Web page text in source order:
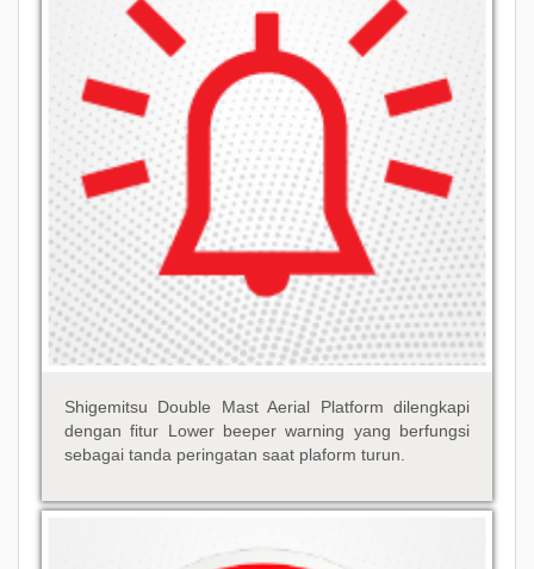
Shigemitsu Double Mast Aerial Platform dilengkapi
dengan fitur Lower beeper warning yang berfungsi
sebagai tanda peringatan saat plaform turun.